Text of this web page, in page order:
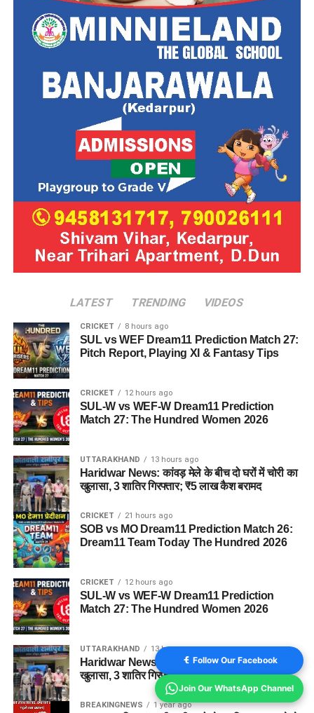
LATEST TRENDING VIDEOS
CRICKET 8 hours ago
SUL vs WEF Dream11 Prediction Match 27:
Pitch Report, Playing XI & Fantasy Tips
CRICKET 12 hours ago
SUL-W vs WEF-W Dream11 Prediction
Match 27: The Hundred Women 2026
UTTARAKHAND 13 hours ago
Haridwar News: कांवड़ मेले के बीच दो घरों में चोरी का
खुलासा, 3 शातिर गिरफ्तार; ₹5 लाख कैश बरामद
CRICKET 21 hours ago
SOB vs MO Dream11 Prediction Match 26:
Dream11 Team Today The Hundred 2026
CRICKET 12 hours ago
SUL-W vs WEF-W Dream11 Prediction
Match 27: The Hundred Women 2026
UTTARAKHAND 13 hours ago
Haridwar News: कांवड़ मेले के बीच दो घरों में चोरी का
खुलासा, 3 शातिर गिरफ्तार; ₹5 लाख कैश बरामद
BREAKINGNEWS 1 year ago
Follow Our Facebook
Join Our WhatsApp Channel